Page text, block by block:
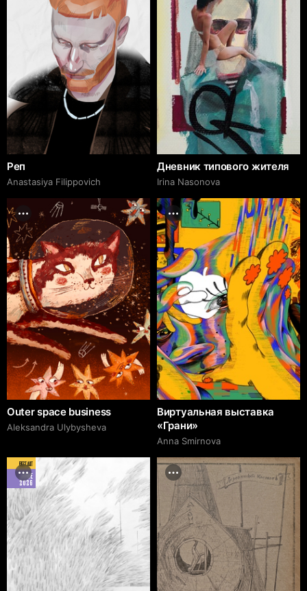
Реп
Anastasiya Filippovich
Дневник типового жителя
Irina Nasonova
Outer space business
Aleksandra Ulybysheva
Виртуальная выставка
«Грани»
Anna Smirnova
BEST ART
JUNE
2026